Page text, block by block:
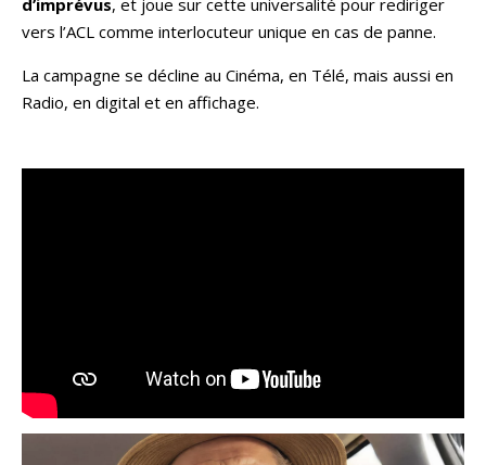
vers l’ACL comme interlocuteur unique en cas de panne.
La campagne se décline au Cinéma, en Télé, mais aussi en
Radio, en digital et en affichage.